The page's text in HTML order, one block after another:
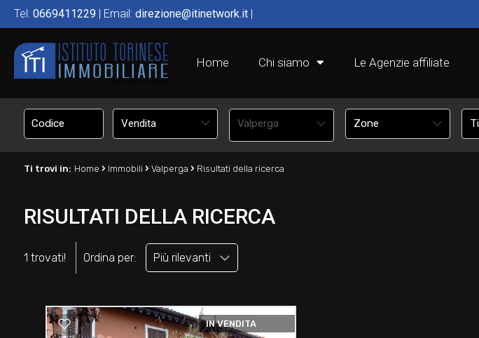
Home Chi siamo Le Agenzie affiliate
Tel: 0669411229 | Email: direzione@itinetwork.it |
Vendita Valperga
Ti trovi in: Home › Immobili › Valperga › Risultati della ricerca
RISULTATI DELLA RICERCA
1 trovati! Ordina per: Più rilevanti
IN VENDITA